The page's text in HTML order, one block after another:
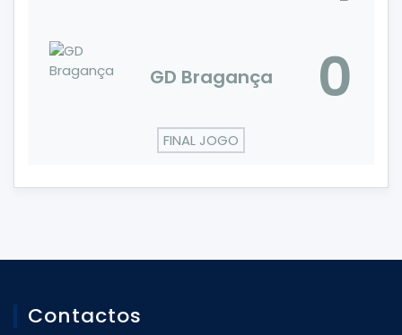
GD Bragança 0
FINAL JOGO
Contactos